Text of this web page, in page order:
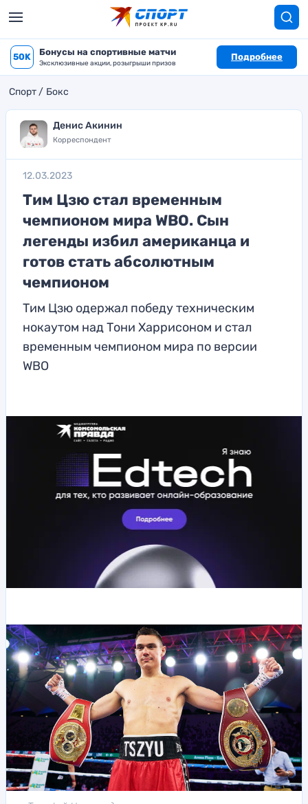
50K Бонусы на спортивные матчи
Эксклюзивные акции, розыгрыши призов
Подробнее
Спорт Бокс
Денис Акинин
Корреспондент
12.03.2023
Тим Цзю стал временным
чемпионом мира WBO. Сын
легенды избил американца и
готов стать абсолютным
чемпионом
Тим Цзю одержал победу техническим
нокаутом над Тони Харрисоном и стал
временным чемпионом мира по версии
WBO